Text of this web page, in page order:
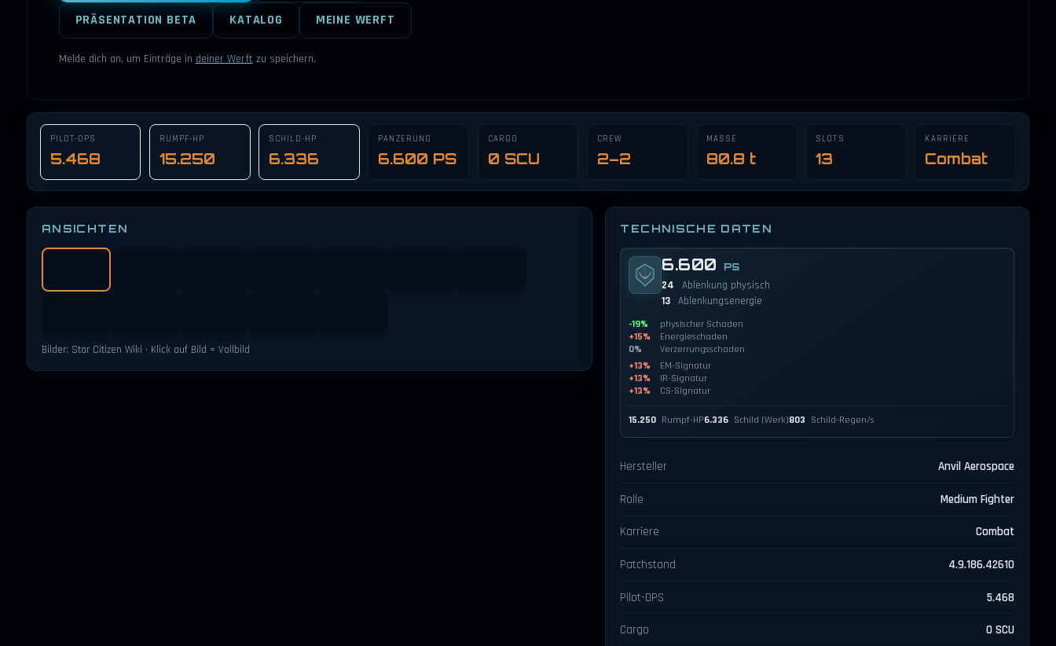
PRÄSENTATION BETA KATALOG MEINE WERFT
Melde dich an, um Einträge in deiner Werft zu speichern.
PILOT-DPS
5.468
RUMPF-HP
15.250
SCHILD-HP
6.336
PANZERUNG
6.600 PS
CARGO
0 SCU
CREW
2–2
MASSE
80.8 t
SLOTS
13
KARRIERE
Combat
ANSICHTEN
Bilder: Star Citizen Wiki · Klick auf Bild = Vollbild
TECHNISCHE DATEN
6.600 PS
24
Ablenkung physisch
13 Ablenkungsenergie
-19%
physischer Schaden
+15%
Energieschaden
0%
Verzerrungsschaden
+13%
EM-Signatur
+13%
IR-Signatur
+13%
CS-Signatur
15.250 Rumpf-HP6.336 Schild (Werk)803 Schild-Regen/s
Hersteller Anvil Aerospace
Rolle Medium Fighter
Karriere Combat
Patchstand 4.9.186.42610
Pilot-DPS 5.468
Cargo 0 SCU